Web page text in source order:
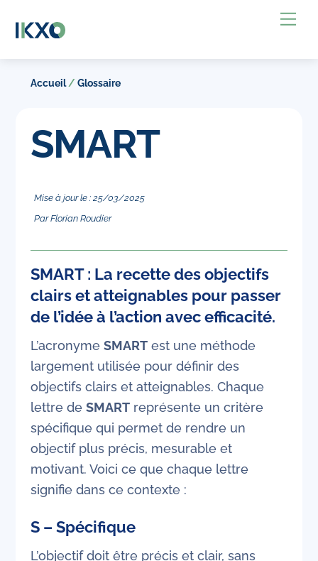
Accueil/ Glossaire
SMART
Mise à jour le : 25/03/2025
ParFlorian Roudier
SMART : La recette des objectifs
clairs et atteignables pour passer
de l’idée à l’action avec efficacité.
L’acronyme SMARTest une méthode
largement utilisée pour définir des
objectifs clairs et atteignables. Chaque
lettre de SMARTreprésente un critère
spécifique qui permet de rendre un
objectif plus précis, mesurable et
motivant. Voici ce que chaque lettre
signifie dans ce contexte :
S – Spécifique
L’objectif doit être précis et clair, sans